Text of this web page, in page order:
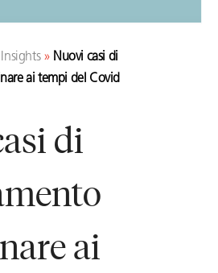
» Nuovi casi di
ai tempi del Covid
di
ai